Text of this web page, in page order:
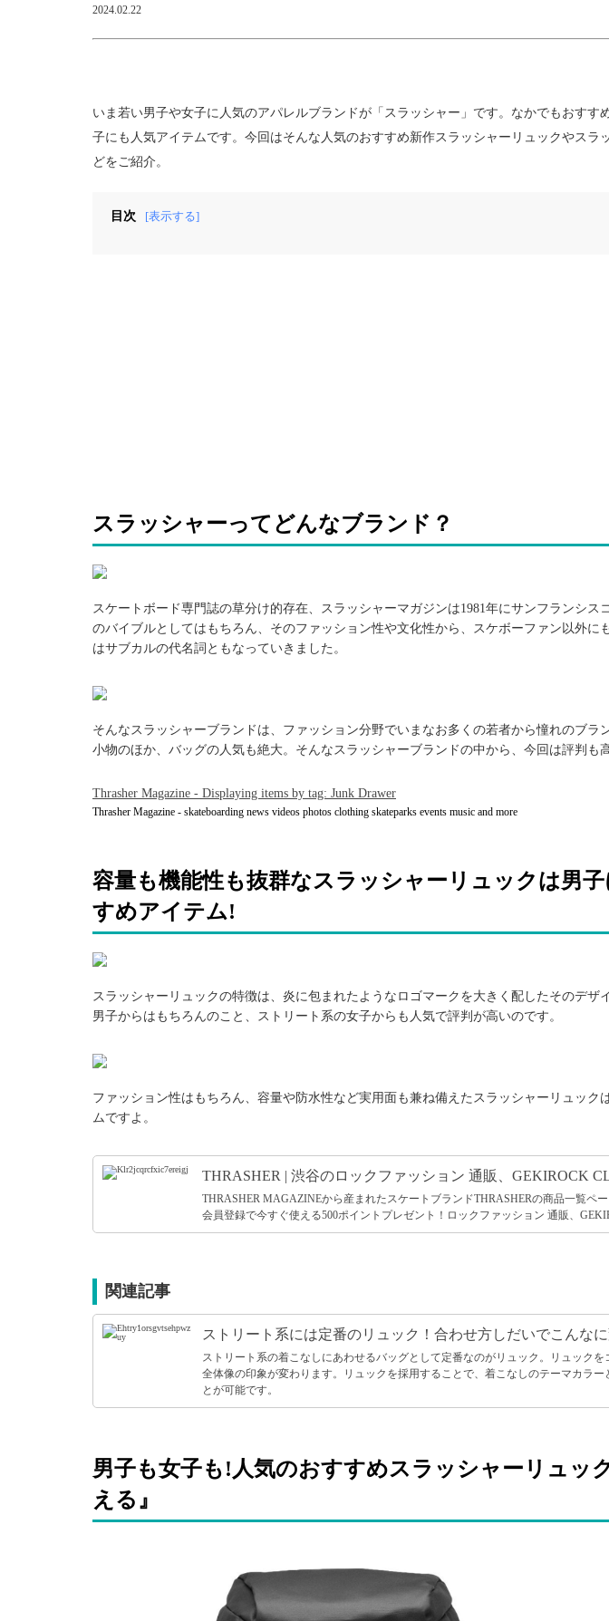
2024.02.22
いま若い男子や女子に人気のアパレルブランドが「スラッシャー」です。なかでもおすす
子にも人気アイテムです。今回はそんな人気のおすすめ新作スラッシャーリュックやスラ
どをご紹介。
目次 [表示する]
スラッシャーってどんなブランド？
引用: http://www.californiastreet.net/skateboard-mag/wp-content/uploads/2017/10/m-thr-1711-800x800.jpg
スケートボード専門誌の草分け的存在、スラッシャーマガジンは1981年にサンフランシス
のバイブルとしてはもちろん、そのファッション性や文化性から、スケボーファン以外に
はサブカルの代名詞ともなっていきました。
引用: http://heshdawgz.com/wp/wp-content/uploads/2017/02/Thrasher2017SkateMagTee.jpg
そんなスラッシャーブランドは、ファッション分野でいまなお多くの若者から憧れのブラ
小物のほか、バッグの人気も絶大。そんなスラッシャーブランドの中から、今回は評判も
Thrasher Magazine - Displaying items by tag: Junk Drawer
Thrasher Magazine - skateboarding news videos photos clothing skateparks events music and more
容量も機能性も抜群なスラッシャーリュックは男
すめアイテム!
引用: http://img5.zozo.jp/goodsimages/069/11416069/11416069B_8_D_500.jpg
スラッシャーリュックの特徴は、炎に包まれたようなロゴマークを大きく配したそのデザ
男子からはもちろんのこと、ストリート系の女子からも人気で評判が高いのです。
引用: http://img5.zozo.jp/goodsimages/050/6739050/6739050B_8_D_500.jpg
ファッション性はもちろん、容量や防水性など実用面も兼ね備えたスラッシャーリュック
ムですよ。
THRASHER | 渋谷のロックファッション 通販、GEKIROCK
THRASHER MAGAZINEから産まれたスケートブランドTHRASHERの商品一覧ペ
会員登録で今すぐ使える500ポイントプレゼント！ロックファッション 通販、
関連記事
ストリート系には定番のリュック！合わせ方しだいでこんなに
ストリート系の着こなしにあわせるバッグとして定番なのがリュック。リュック
全体像の印象が変わります。リュックを採用することで、着こなしのテーマカラ
とが可能です。
男子も女子も!人気のおすすめスラッシャーリュッ
える』